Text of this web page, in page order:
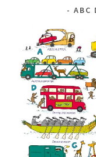
ABC